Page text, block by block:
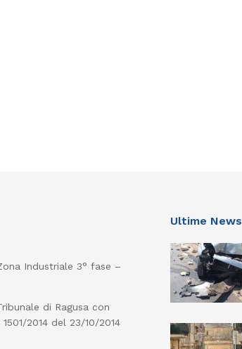
Industriale 3° fase –
di Ragusa con
2014 del 23/10/2014
Ultime News